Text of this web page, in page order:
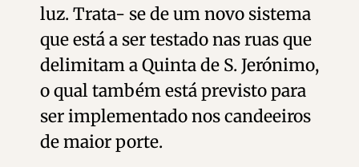
luz. Trata- se de um novo sistema
que está a ser testado nas ruas que
delimitam a Quinta de S. Jerónimo,
o qual também está previsto para
ser implementado nos candeeiros
de maior porte.